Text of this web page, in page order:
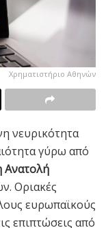
Χρηματιστήριο Αθηνών
νευρικότητα
γύρω από
Οριακές
ευρωπαϊκούς
επιπτώσεις από